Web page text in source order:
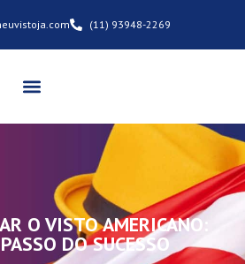
(11) 93948-2269
O VISTO AMERICANO:
DO SUCESSO